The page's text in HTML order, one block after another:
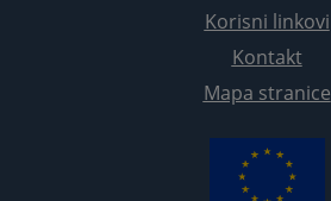
Korisni linkovi
Kontakt
Mapa stranice